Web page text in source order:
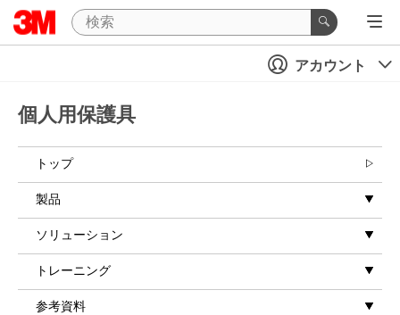
アカウント
個人用保護具
トップ
製品
ソリューション
トレーニング
参考資料